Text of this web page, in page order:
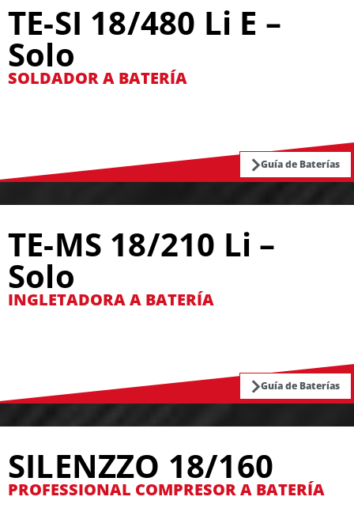
TE-SI 18/480 Li E –
Solo
SOLDADOR A BATERÍA
Guía de Baterías
TE-MS 18/210 Li –
Solo
INGLETADORA A BATERÍA
Guía de Baterías
SILENZZO 18/160
PROFESSIONAL COMPRESOR A BATERÍA